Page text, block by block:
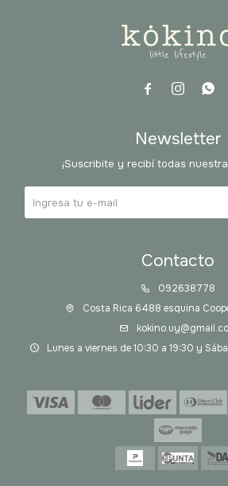
  
Contacto
092638778
Costa Rica 6488 esquina
Lunes a viernes de 10:30 a 19:30 y
Newsletter
¡Suscribite y recibí todas